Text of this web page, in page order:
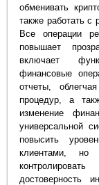
обменивать
также работать с
Все операции
повышает
включает
финансовые
отчеты,
процедур, а
изменение
универсальной
повысить
клиентами, но
достоверность